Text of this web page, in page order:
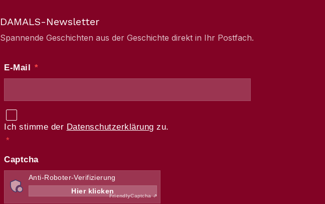
DAMALS-Newsletter
Spannende Geschichten aus der Geschichte direkt in Ihr Postfach.